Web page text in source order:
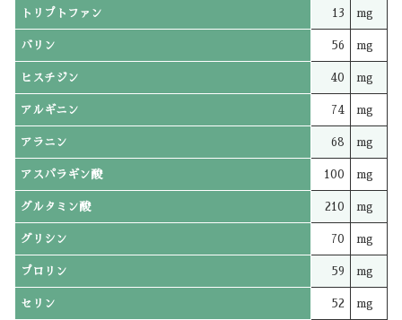
トリプトファン 13 mg
バリン 56 mg
ヒスチジン 40 mg
アルギニン 74 mg
アラニン 68 mg
アスパラギン酸 100 mg
グルタミン酸 210 mg
グリシン 70 mg
プロリン 59 mg
セリン 52 mg